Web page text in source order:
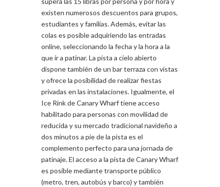
existen numerosos descuentos para grupos,
estudiantes y familias. Además, evitar las
colas es posible adquiriendo las entradas
online, seleccionando la fecha y la hora a la
que ir a patinar. La pista a cielo abierto
dispone también de un bar terraza con vistas
y ofrece la posibilidad de realizar fiestas
privadas en las instalaciones. Igualmente, el
Ice Rink de Canary Wharf tiene acceso
habilitado para personas con movilidad de
reducida y su mercado tradicional navideño a
dos minutos a pie de la pista es el
complemento perfecto para una jornada de
patinaje. El acceso a la pista de Canary Wharf
es posible mediante transporte público
(metro, tren, autobús y barco) y también